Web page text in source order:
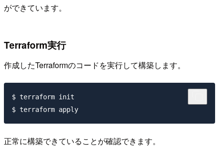
ができています。
Terraform実行
作成したTerraformのコードを実行して構築します。
$ terraform init
正常に構築できていることが確認できます。